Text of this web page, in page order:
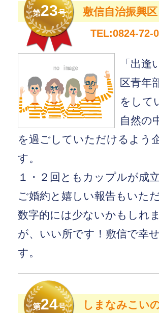
第23号 敷信自治振興区
TEL:0824-72-
「出
区青年
をして
自然の
を過ごしていただけるよう
す。
１・２回ともカップルが成
ご婚約と嬉しい報告もいた
数字的には少ないかもしれ
が、いい所です！敷信で幸
す。
第24号 しまなみこい